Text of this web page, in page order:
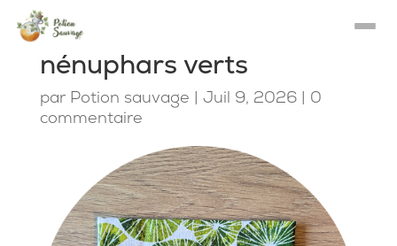
nénuphars verts
par Potion sauvage | Juil 9, 2026| 0
commentaire